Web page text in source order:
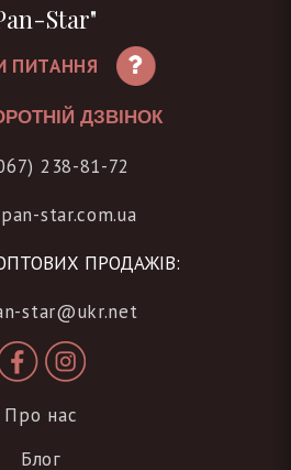
Star"
ПИТАННЯ
ДЗВІНОК
238-81-72
star.com.ua
ПРОДАЖІВ:
star@ukr.net
Про нас
Блог